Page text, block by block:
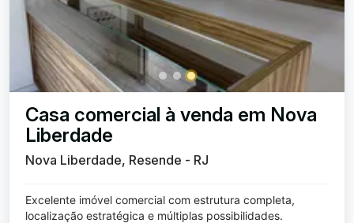
Casa comercial à venda em Nova
Liberdade
Nova Liberdade, Resende - RJ
Excelente imóvel comercial com estrutura completa,
localização estratégica e múltiplas possibilidades.